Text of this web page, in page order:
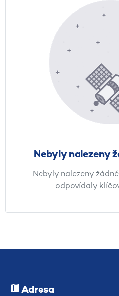
Nebyly nalezeny
Nebyly nalezeny
odpovídaly
Adresa